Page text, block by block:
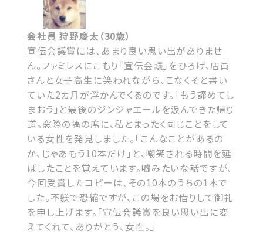
会社員 狩野慶太（30歳）
宣伝会議賞には、あまり良い思い出がありませ
ん。ファミレスにこもり「宣伝会議」をひろげ、店員
さんと女子高生に笑われながら、こなくそと書い
ていた2カ月が浮かんでくるのです。「もう諦めてし
まおう」と最後のジンジャエールを汲んできた帰り
道。窓際の隅の席に、私とまったく同じことをして
いる女性を発見しました。「こんなことがあるの
か、じゃあもう10本だけ」と、嘲笑される時間を延
ばしたことを覚えています。嘘みたいな話ですが、
今回受賞したコピーは、その10本のうちの1本で
した。不躾で恐縮ですが、この場をお借りして御礼
を申し上げます。「宣伝会議賞を良い思い出に変
えてくれて、ありがとう、女性。」